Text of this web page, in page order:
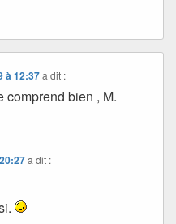
à 12:37 a dit :
comprend bien , M.
a dit :